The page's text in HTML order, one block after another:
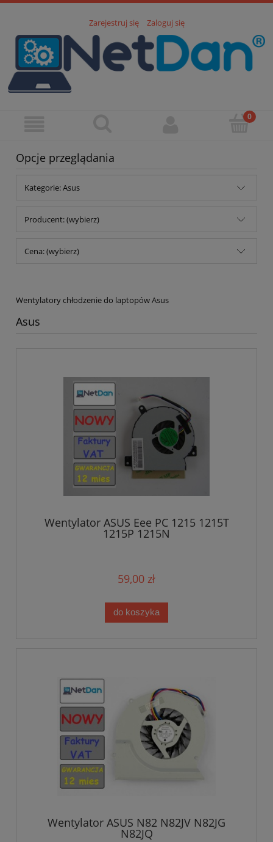
Zarejestruj się Zaloguj się
Opcje przeglądania
Kategorie: Asus
Producent: (wybierz)
Cena: (wybierz)
Wentylatory chłodzenie do laptopów Asus
Asus
Wentylator ASUS Eee PC 1215 1215T
1215P 1215N
59,00 zł
do koszyka
Wentylator ASUS N82 N82JV N82JG
N82JQ